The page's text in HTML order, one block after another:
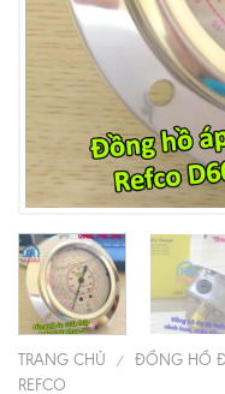
TRANG CHỦ / ĐỒNG HỒ
REFCO